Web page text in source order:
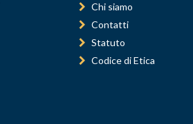
Chi siamo
Contatti
Statuto
Codice di Etica